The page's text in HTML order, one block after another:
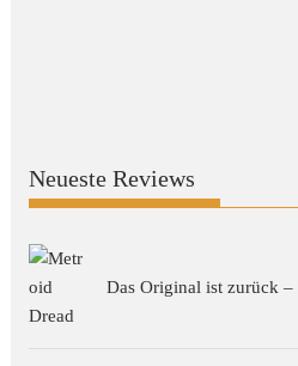
Neueste Reviews
Das Original ist zurück